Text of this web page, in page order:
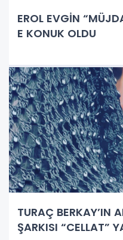
EROL EVGİN
E KONUK OLDU
TURAÇ BERKAY’IN
ŞARKISI “CELLAT”